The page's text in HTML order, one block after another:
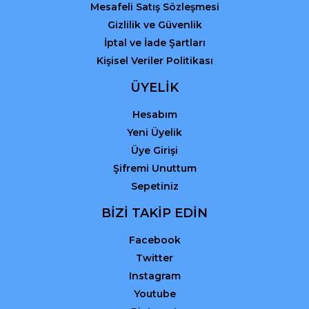
Mesafeli Satış Sözleşmesi
Gizlilik ve Güvenlik
İptal ve İade Şartları
Kişisel Veriler Politikası
ÜYELİK
Hesabım
Yeni Üyelik
Üye Girişi
Şifremi Unuttum
Sepetiniz
BİZİ TAKİP EDİN
Facebook
Twitter
Instagram
Youtube